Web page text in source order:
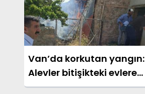
Van’da korkutan yangın:
Alevler bitişikteki evlere
sıçramadan söndürüldü